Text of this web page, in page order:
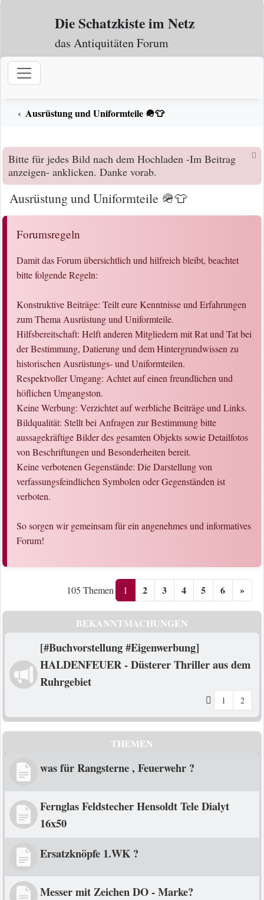
Zum Inhalt
Die Schatzkiste im Netz
das Antiquitäten Forum
Ausrüstung und Uniformteile 🪖👕
Bitte für jedes Bild nach dem Hochladen -Im Beitrag
anzeigen- anklicken. Danke vorab.
Ausrüstung und Uniformteile 🪖👕
Forumsregeln
Damit das Forum übersichtlich und hilfreich bleibt, beachtet
bitte folgende Regeln:
Konstruktive Beiträge: Teilt eure Kenntnisse und Erfahrungen
zum Thema Ausrüstung und Uniformteile.
Hilfsbereitschaft: Helft anderen Mitgliedern mit Rat und Tat bei
der Bestimmung, Datierung und dem Hintergrundwissen zu
historischen Ausrüstungs- und Uniformteilen.
Respektvoller Umgang: Achtet auf einen freundlichen und
höflichen Umgangston.
Keine Werbung: Verzichtet auf werbliche Beiträge und Links.
Bildqualität: Stellt bei Anfragen zur Bestimmung bitte
aussagekräftige Bilder des gesamten Objekts sowie Detailfotos
von Beschriftungen und Besonderheiten bereit.
Keine verbotenen Gegenstände: Die Darstellung von
verfassungsfeindlichen Symbolen oder Gegenständen ist
verboten.
So sorgen wir gemeinsam für ein angenehmes und informatives
Forum!
105 Themen 1 2 3 4 5 6 »
BEKANNTMACHUNGEN
[#Buchvorstellung #Eigenwerbung]
HALDENFEUER - Düsterer Thriller aus dem
Ruhrgebiet
1 2
THEMEN
was für Rangsterne , Feuerwehr ?
Fernglas Feldstecher Hensoldt Tele Dialyt
16x50
Ersatzknöpfe 1.WK ?
Messer mit Zeichen DO - Marke?